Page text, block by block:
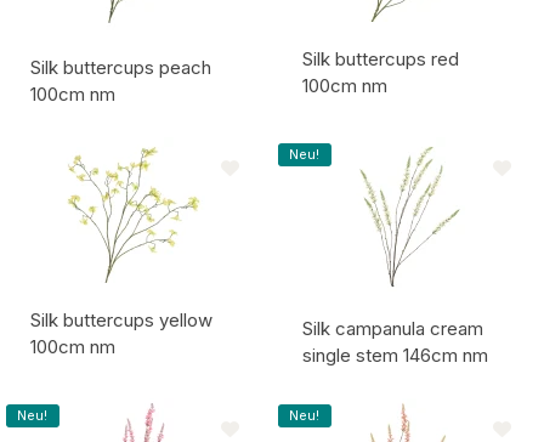
Silk buttercups peach
100cm nm
Silk buttercups red
100cm nm
Silk buttercups yellow
100cm nm
Neu!
Silk campanula cream
single stem 146cm nm
Artikelcode:
Neu! Neu!